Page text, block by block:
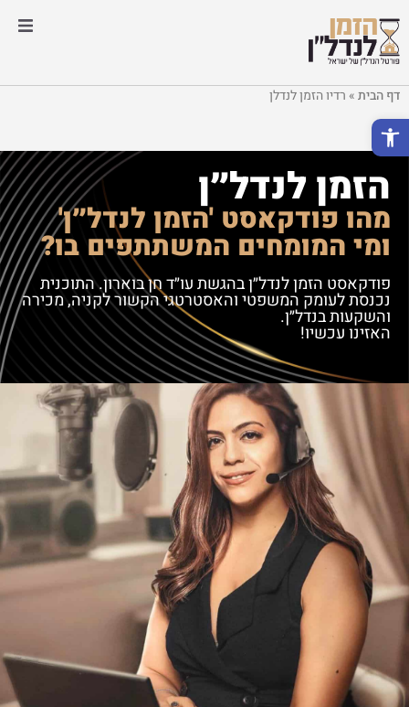
פתח סרגל נגישות
התחדשות עירונית
משכנתאות
תיווך והשקעות
מיסוי ושמאות
אדריכלות ועיצוב
כנס פה קבור הכסף
מעבר לאתר הראשי
דף הבית» רדיו הזמן לנדלן
הזמן לנדל״ן
מהו פודקאסט 'הזמן לנדל״ן'
ומי המומחים המשתתפים בו?
פודקאסט הזמן לנדל״ן בהגשת עו״ד חן בוארון. התוכנית
נכנסת לעומק המשפטי והאסטרטגי הקשור לקניה, מכירה
והשקעות בנדל״ן.
האזינו עכשיו!